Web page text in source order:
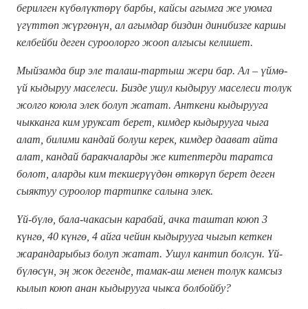
берилген күбөлүктөрү барбы, кайсы агымга же уюмга
үгүттөп жүргөнүн, ал агымдар биздин динибизге каршы
келбейби деген суроолорго жооп алгысы келишет.
Мыйзамда бир эле талаш-тартыш жери бар. Ал – үймө-
үй кыдыруу маселеси. Бизде ушул кыдыруу маселеси толук
жолго коюла элек болуп жатат. Анткени кыдырууга
чыкканга ким уруксат берет, кимдер кыдырууга чыга
алат, билими кандай болуш керек, кимдер даават айта
алат, кандай баракчаларды же китептерди таратса
болот, аларды ким текшерүүдөн өткөрүп берет деген
сыяктуу суроолор тартипке салына элек.
Үй-бүлө, бала-чакасын карабай, ачка таштап коюп 3
күнгө, 40 күнгө, 4 айга чейин кыдырууга чыгып кеткен
жарандарыбыз болуп жатат. Ушул кантип болсун. Үй-
бүлөсүн, эң жок дегенде, тамак-аш менен толук камсыз
кылып коюп анан кыдырууга чыкса болбойбу?